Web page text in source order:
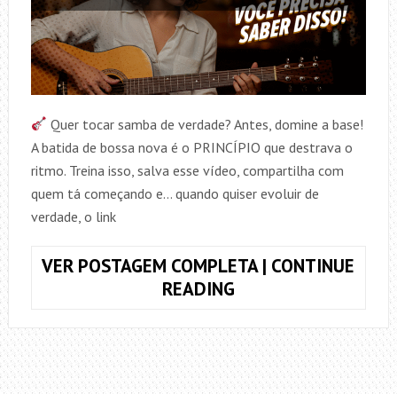
Quer tocar samba de verdade? Antes, domine a base!
A batida de bossa nova é o PRINCÍPIO que destrava o
ritmo. Treina isso, salva esse vídeo, compartilha com
quem tá começando e… quando quiser evoluir de
verdade, o link
VER POSTAGEM COMPLETA | CONTINUE
READINGBOSSA
O
PRINCÍPIO
PRA